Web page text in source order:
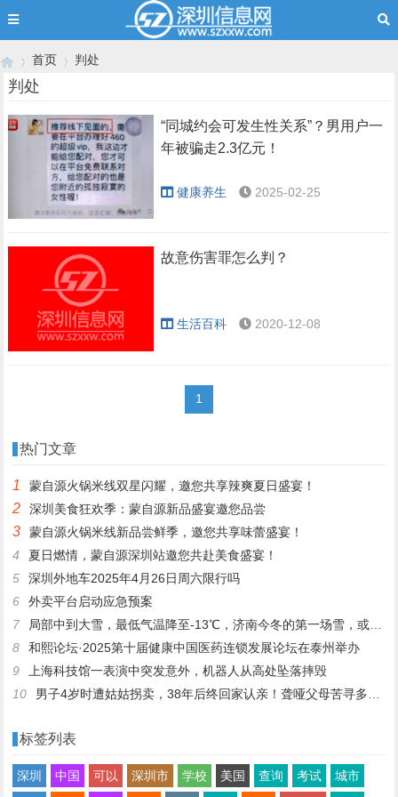
首页
›
判处
判处
“同城约会可发生性关系”？男用户一
年被骗走2.3亿元！
健康养生 2025-02-25
故意伤害罪怎么判？
生活百科 2020-12-08
1
热门文章
1 蒙自源火锅米线双星闪耀，邀您共享辣爽夏日盛宴！
2 深圳美食狂欢季：蒙自源新品盛宴邀您品尝
3
蒙自源火锅米线新品尝鲜季，邀您共享味蕾盛宴！
4
夏日燃情，蒙自源深圳站邀您共赴美食盛宴！
5
深圳外地车2025年4月26日周六限行吗
6
外卖平台启动应急预案
7
局部中到大雪，最低气温降至-13℃，济南今冬的第一场雪，或跟去年同一时间！
8
和熙论坛·2025第十届健康中国医药连锁发展论坛在泰州举办
9
上海科技馆一表演中突发意外，机器人从高处坠落摔毁
10
男子4岁时遭姑姑拐卖，38年后终回家认亲！聋哑父母苦寻多年，母亲已抱憾离世丨红星寻人
标签列表
深圳 中国 可以 深圳市 学校 美国 查询 考试
城市